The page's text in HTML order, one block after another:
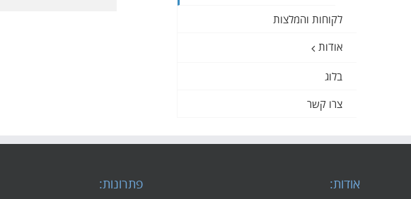
לקוחות והמלצות
אודות
בלוג
צרו קשר
אודות: פתרונות: